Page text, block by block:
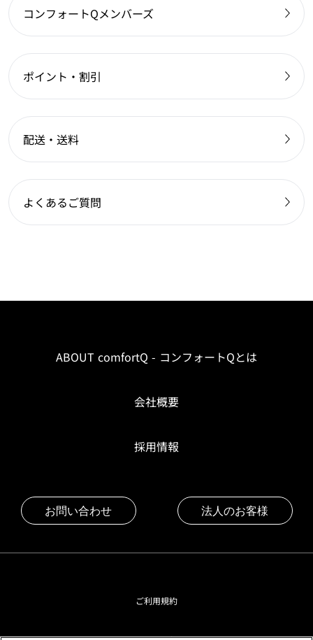
コンフォートQメンバーズ
ポイント・割引
配送・送料
よくあるご質問
ABOUT comfortQ - コンフォートQとは
会社概要
採用情報
お問い合わせ 法人のお客様
ご利用規約